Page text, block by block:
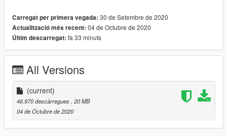
Carregat per primera vegada: 30 de Setembre de 2020
Actualització més recent: 04 de Octubre de 2020
Últim descarregat: fa 33 minuts
All Versions
(current)
46.970 descàrregues, 20 MB
04 de Octubre de 2020